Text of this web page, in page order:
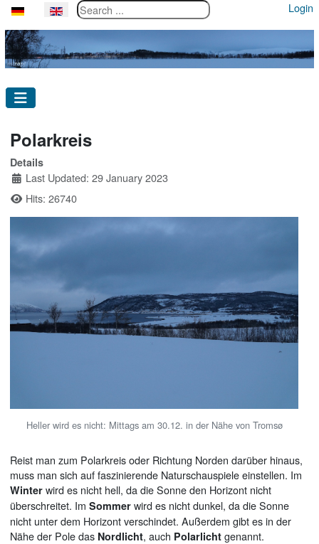
Select your languageSearch ... Login
Polarkreis
Details
Last Updated: 29 January 2023
Hits: 26740
Heller wird es nicht: Mittags am 30.12. in der Nähe von Tromsø
Reist man zum Polarkreis oder Richtung Norden darüber hinaus,
muss man sich auf faszinierende Naturschauspiele einstellen. Im
Winter wird es nicht hell, da die Sonne den Horizont nicht
überschreitet. ImSommer wird es nicht dunkel, da die Sonne
nicht unter dem Horizont verschindet. Außerdem gibt es in der
Nähe der Pole das Nordlicht, auch Polarlicht genannt.